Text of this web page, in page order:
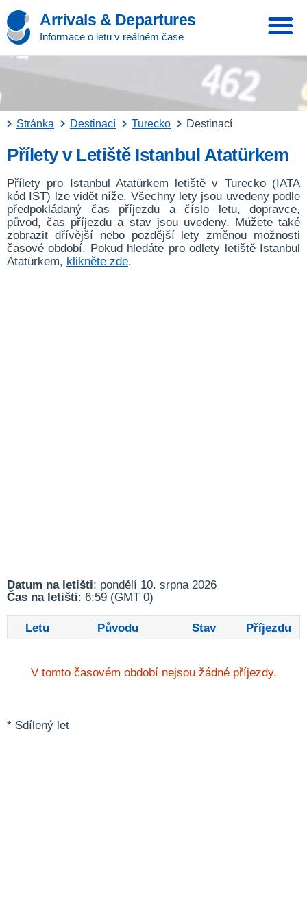
Arrivals & Departures
Informace o letu v reálném čase
Stránka Destinací Turecko Destinací
Přílety v Letiště Istanbul Atatürkem
Přílety pro Istanbul Atatürkem letiště v Turecko (IATA
kód IST) lze vidět níže. Všechny lety jsou uvedeny podle
předpokládaný čas příjezdu a číslo letu, dopravce,
původ, čas příjezdu a stav jsou uvedeny. Můžete také
zobrazit dřívější nebo pozdější lety změnou možnosti
časové období. Pokud hledáte pro odlety letiště Istanbul
Atatürkem, klikněte zde.
Datum na letišti: pondělí 10. srpna 2026
Čas na letišti: 6:59 (GMT 0)
Letu Původu Stav Příjezdu
V tomto časovém období nejsou žádné příjezdy.
* Sdílený let